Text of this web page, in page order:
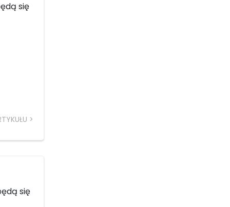
się
się